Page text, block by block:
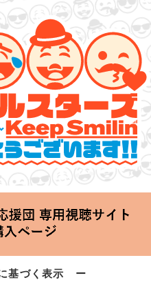
ブ 2020
横浜アリーナ
基づく表示 ー